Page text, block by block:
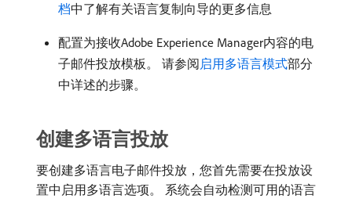
档中了解有关语言复制向导的更多信息
配置为接收Adobe Experience Manager内容的电
子邮件投放模板。 请参阅启用多语言模式部分
中详述的步骤。
创建多语言投放
要创建多语言电子邮件投放，您首先需要在投放设
置中启用多语言选项。 系统会自动检测可用的语言